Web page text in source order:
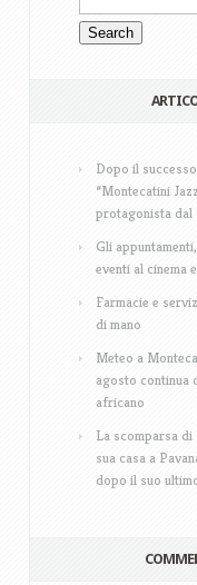
Dopo il
“Montecatini
protagonista dal
Gli
eventi al cinema
Farmacie e
di mano
Meteo a
agosto continua
africano
La scomparsa di
sua casa a
dopo il suo